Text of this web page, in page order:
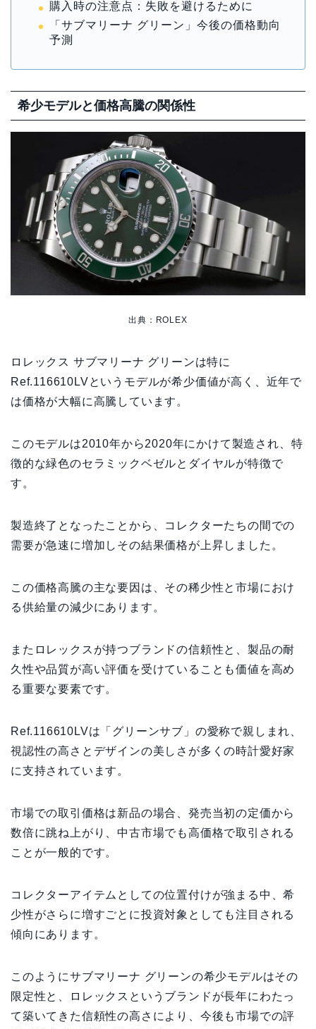
購入時の注意点：失敗を避けるために
「サブマリーナ グリーン」今後の価格動向
予測
希少モデルと価格高騰の関係性
出典：ROLEX
ロレックス サブマリーナ グリーンは特に
Ref.116610LVというモデルが希少価値が高く、近年で
は価格が大幅に高騰しています。
このモデルは2010年から2020年にかけて製造され、特
徴的な緑色のセラミックベゼルとダイヤルが特徴で
す。
製造終了となったことから、コレクターたちの間での
需要が急速に増加しその結果価格が上昇しました。
この価格高騰の主な要因は、その稀少性と市場におけ
る供給量の減少にあります。
またロレックスが持つブランドの信頼性と、製品の耐
久性や品質が高い評価を受けていることも価値を高め
る重要な要素です。
Ref.116610LVは「グリーンサブ」の愛称で親しまれ、
視認性の高さとデザインの美しさが多くの時計愛好家
に支持されています。
市場での取引価格は新品の場合、発売当初の定価から
数倍に跳ね上がり、中古市場でも高価格で取引される
ことが一般的です。
コレクターアイテムとしての位置付けが強まる中、希
少性がさらに増すごとに投資対象としても注目される
傾向にあります。
このようにサブマリーナ グリーンの希少モデルはその
限定性と、ロレックスというブランドが長年にわたっ
て築いてきた信頼性の高さにより、今後も市場での評